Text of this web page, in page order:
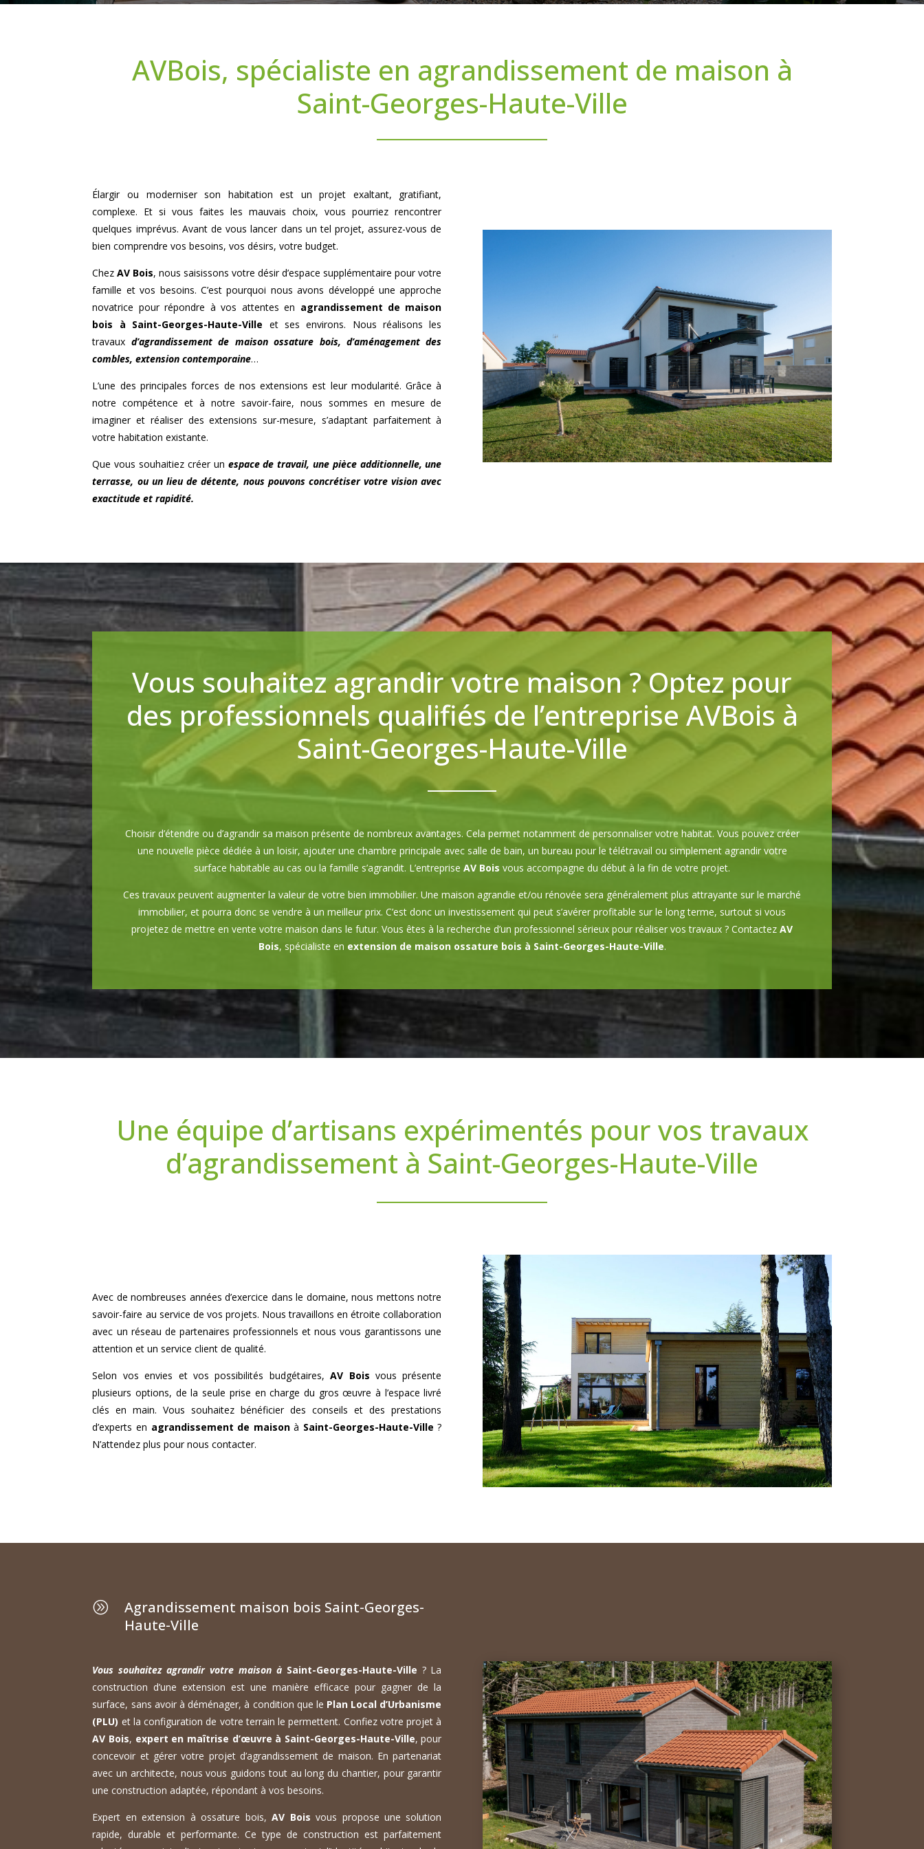
AVBois, spécialiste en agrandissement de maison à
Saint-Georges-Haute-Ville
Élargir ou moderniser son habitation est un projet exaltant, gratifiant,
complexe. Et si vous faites les mauvais choix, vous pourriez rencontrer
quelques imprévus. Avant de vous lancer dans un tel projet, assurez-vous de
bien comprendre vos besoins, vos désirs, votre budget.
ChezAV Bois, nous saisissons votre désir d’espace supplémentaire pour votre
famille et vos besoins. C’est pourquoi nous avons développé une approche
novatrice pour répondre à vos attentes en agrandissement de maison
bois à Saint-Georges-Haute-Ville et ses environs. Nous réalisons les
travaux d’agrandissement de maison ossature bois, d’aménagement des
combles, extension contemporaine…
L’une des principales forces de nos extensions est leur modularité. Grâce à
notre compétence et à notre savoir-faire, nous sommes en mesure de
imaginer et réaliser des extensions sur-mesure, s’adaptant parfaitement à
votre habitation existante.
Que vous souhaitiez créer un espace de travail, une pièce additionnelle, une
terrasse, ou un lieu de détente, nous pouvons concrétiser votre vision avec
exactitude et rapidité.
Vous souhaitez agrandir votre maison ? Optez pour
des professionnels qualifiés de l’entreprise AVBois à
Saint-Georges-Haute-Ville
Choisir d’étendre ou d’agrandir sa maison présente de nombreux avantages. Cela permet notamment de personnaliser votre habitat. Vous pouvez créer
une nouvelle pièce dédiée à un loisir, ajouter une chambre principale avec salle de bain, un bureau pour le télétravail ou simplement agrandir votre
surface habitable au cas ou la famille s’agrandit. L’entreprise AV Bois vous accompagne du début à la fin de votre projet.
Ces travaux peuvent augmenter la valeur de votre bien immobilier. Une maison agrandie et/ou rénovée sera généralement plus attrayante sur le marché
immobilier, et pourra donc se vendre à un meilleur prix. C’est donc un investissement qui peut s’avérer profitable sur le long terme, surtout si vous
projetez de mettre en vente votre maison dans le futur. Vous êtes à la recherche d’un professionnel sérieux pour réaliser vos travaux ? Contactez AV
Bois, spécialiste en extension de maison ossature bois à Saint-Georges-Haute-Ville.
Une équipe d’artisans expérimentés pour vos travaux
d’agrandissement à Saint-Georges-Haute-Ville
Avec de nombreuses années d’exercice dans le domaine, nous mettons notre
savoir-faire au service de vos projets. Nous travaillons en étroite collaboration
avec un réseau de partenaires professionnels et nous vous garantissons une
attention et un service client de qualité.
Selon vos envies et vos possibilités budgétaires,AV Bois vous présente
plusieurs options, de la seule prise en charge du gros œuvre à l’espace livré
clés en main. Vous souhaitez bénéficier des conseils et des prestations
d’experts en agrandissement de maisonà Saint-Georges-Haute-Ville ?
N’attendez plus pour nous contacter.
A
Agrandissement maison bois Saint-Georges-
Haute-Ville
Vous souhaitez agrandir votre maison à Saint-Georges-Haute-Ville ? La
construction d’une extension est une manière efficace pour gagner de la
surface, sans avoir à déménager, à condition que le Plan Local d’Urbanisme
(PLU) et la configuration de votre terrain le permettent. Confiez votre projet à
AV Bois, expert en maîtrise d’œuvre à Saint-Georges-Haute-Ville, pour
concevoir et gérer votre projet d’agrandissement de maison. En partenariat
avec un architecte, nous vous guidons tout au long du chantier, pour garantir
une construction adaptée, répondant à vos besoins.
Expert en extension à ossature bois,AV Bois vous propose une solution
rapide, durable et performante. Ce type de construction est parfaitement